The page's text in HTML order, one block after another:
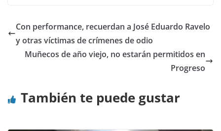
Con performance, recuerdan a José Eduardo Ravelo
y otras víctimas de crímenes de odio
Muñecos de año viejo, no estarán permitidos en
Progreso
También te puede gustar